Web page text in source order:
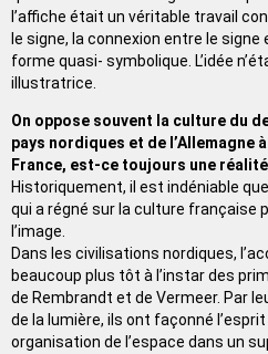
l’affiche était un véritable travail
le signe, la connexion entre le
forme quasi- symbolique. L’idée
illustratrice.
On oppose souvent la culture du
pays nordiques et de l’Allemagne
France, est-ce toujours une
Historiquement, il est indéniable
qui a régné sur la culture française
l’image.
Dans les civilisations nordiques,
beaucoup plus tôt à l’instar des
de Rembrandt et de Vermeer. Par
de la lumière, ils ont façonné
organisation de l’espace dans un